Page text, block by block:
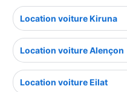
Location voiture Kiruna
Location voiture Alençon
Location voiture Eilat